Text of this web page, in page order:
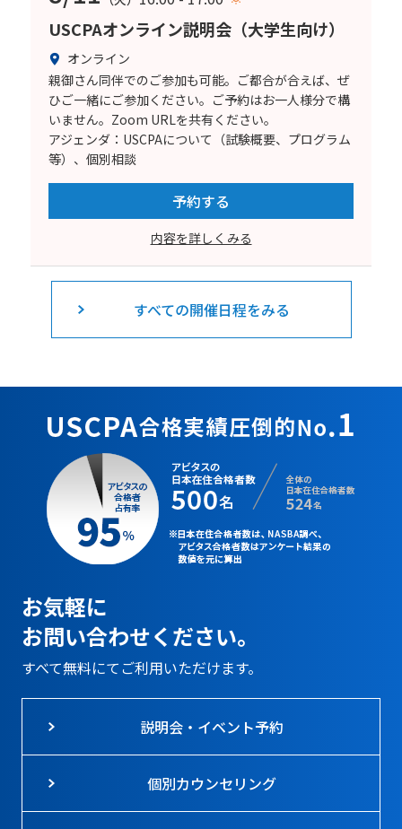
USCPAオンライン説明会（大学生向け）
オンライン
親御さん同伴でのご参加も可能。ご都合が合えば、ぜ
ひご一緒にご参加ください。ご予約はお一人様分で構
いません。Zoom URLを共有ください。
アジェンダ：USCPAについて（試験概要、プログラム
等）、個別相談
予約する
内容を詳しくみる
すべての開催日程をみる
お気軽に
お問い合わせください。
すべて無料にてご利用いただけます。
説明会・イベント予約
個別カウンセリング